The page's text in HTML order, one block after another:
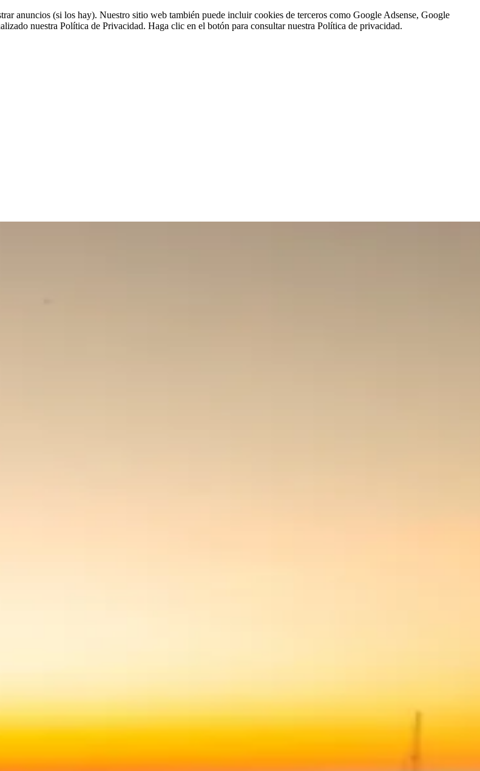
anuncios (si los hay). Nuestro sitio web también puede incluir cookies de terceros como Google Adsense, Google
nuestra Política de Privacidad. Haga clic en el botón para consultar nuestra Política de privacidad.